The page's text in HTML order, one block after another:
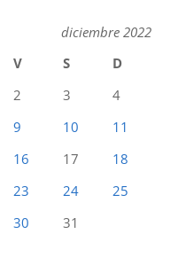
diciembre 2022
V S
D
2 3
4
9 10
11
16 17
18
23 24
25
30 31